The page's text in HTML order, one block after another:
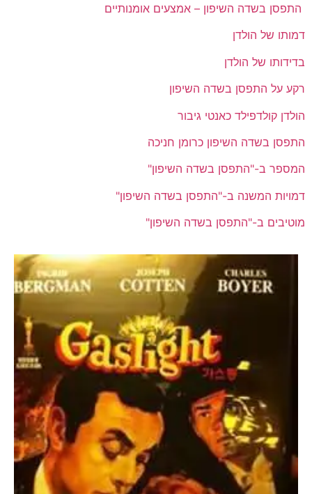
התפסן בשדה השיפון – אמצעים אומנותיים
דמותו של הולדן
בדידותו של הולדן
רקע על התפסן בשדה השיפון
הולדן קולדפילד כאנטי גיבור
התפסן בשדה השיפון כרומן חניכה
המספר ב-"התפסן בשדה השיפון"
דמויות המשנה ב-"התפסן בשדה השיפון"
מוטיבים ב-"התפסן בשדה השיפון"